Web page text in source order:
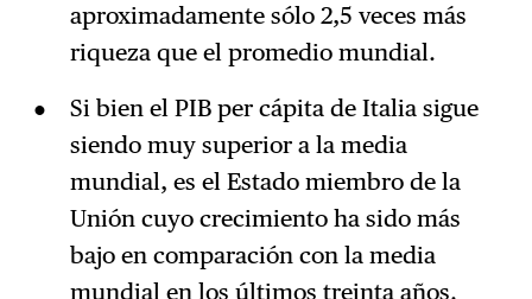
aproximadamente sólo 2,5 veces más
riqueza que el promedio mundial.
Si bien el PIB per cápita de Italia sigue
siendo muy superior a la media
mundial, es el Estado miembro de la
Unión cuyo crecimiento ha sido más
bajo en comparación con la media
mundial en los últimos treinta años.